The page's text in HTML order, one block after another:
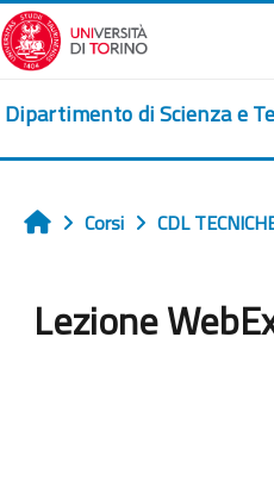
Vai al contenuto principale
Dipartimento di Scienza e
Home
Corsi CDL
Lezione